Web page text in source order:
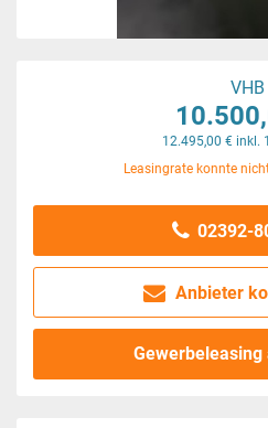
VHB
12.495,00 € inkl.
Leasingrate konnte
02392-
Anbieter